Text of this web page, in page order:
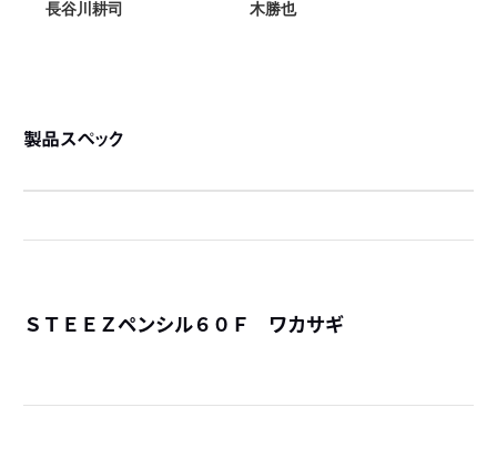
製品スペック
ＳＴＥＥＺペンシル６０Ｆ ワカサギ